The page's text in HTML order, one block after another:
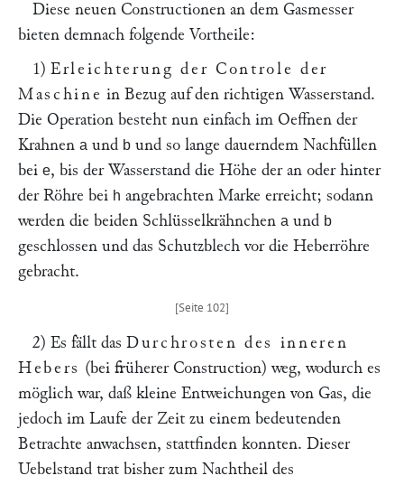
Diese neuen Constructionen an dem Gasmesser
bieten demnach folgende Vortheile:
1) Erleichterung der Controle der
Maschine in Bezug auf den richtigen Wasserstand.
Die Operation besteht nun einfach im Oeffnen der
Krahnen a und b und so lange dauerndem Nachfüllen
bei e, bis der Wasserstand die Höhe der an oder hinter
der Röhre bei h angebrachten Marke erreicht; sodann
werden die beiden Schlüsselkrähnchen a und b
geschlossen und das Schutzblech vor die Heberröhre
gebracht.
2) Es fällt das Durchrosten des inneren
Hebers (bei früherer Construction) weg, wodurch es
möglich war, daß kleine Entweichungen von Gas, die
jedoch im Laufe der Zeit zu einem bedeutenden
Betrachte anwachsen, stattfinden konnten. Dieser
Uebelstand trat bisher zum Nachtheil des